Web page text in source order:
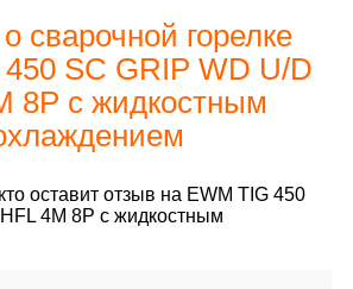
сварочной горелке
SC GRIP WD U/D
8P c жидкостным
оставит отзыв на EWM TIG 450
4M 8P c жидкостным